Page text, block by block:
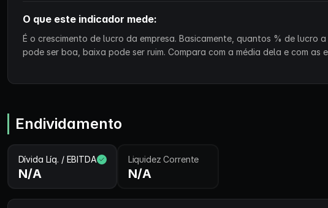
O que este indicador mede:
É o crescimento de lucro da empresa. Basicamente, quantos % de lucro
pode ser boa, baixa pode ser ruim. Compara com a média dela e com as
Endividamento
Dívida Líq. / EBITDA
N/A
Liquidez Corrente
N/A